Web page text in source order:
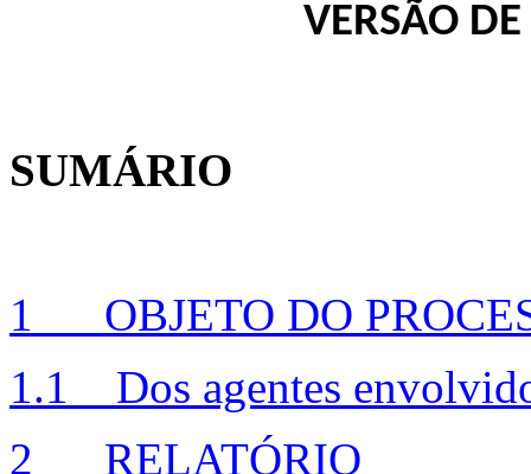
VERSÃO
SUMÁRIO
1 OBJETO DO
1.1 Dos agentes
2 RELATÓRIO